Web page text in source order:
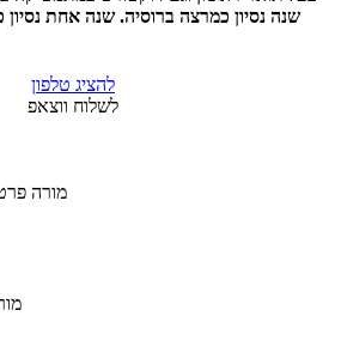
שנה נסיון כמרצה ברוסיה. שנה אחת
להציג טלפון
לשלוח ווצאפ